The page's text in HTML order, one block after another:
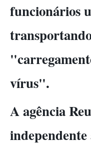
funcionários
vírus".
A agência